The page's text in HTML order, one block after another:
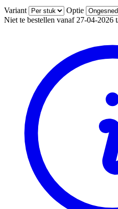
Variant
Optie
Niet te bestellen vanaf 27-04-2026